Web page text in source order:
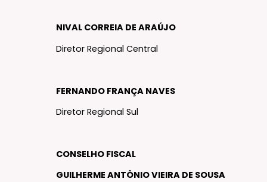
NIVAL CORREIA DE ARAÚJO
Diretor Regional Central
FERNANDO FRANÇA NAVES
Diretor Regional Sul
CONSELHO FISCAL
GUILHERME ANTÔNIO VIEIRA DE SOUSA